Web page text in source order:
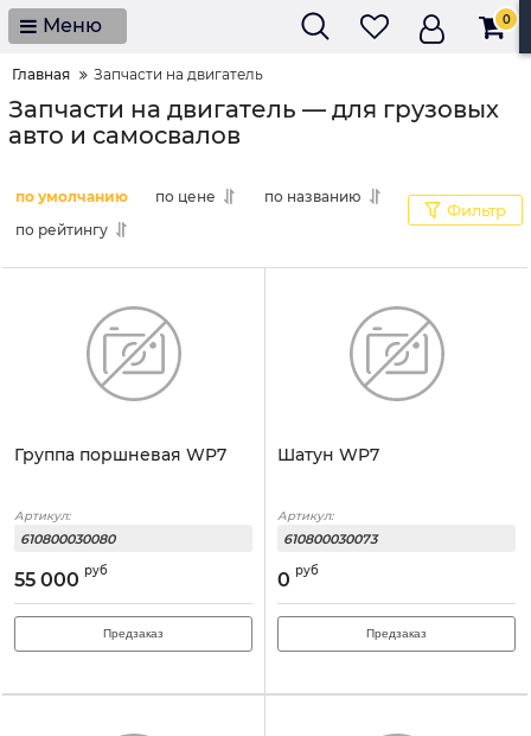
Меню 0
Главная Запчасти на двигатель
Запчасти на двигатель — для грузовых
авто и самосвалов
по умолчанию по цене
по названию
по рейтингу
Фильтр
Группа поршневая WP7
Артикул:
610800030080
55 000 руб
Предзаказ
Шатун WP7
Артикул:
610800030073
0 руб
Предзаказ